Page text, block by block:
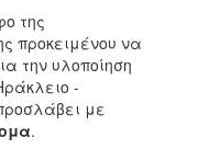
της
προκειμένου να
την υλοποίηση
-
με
.